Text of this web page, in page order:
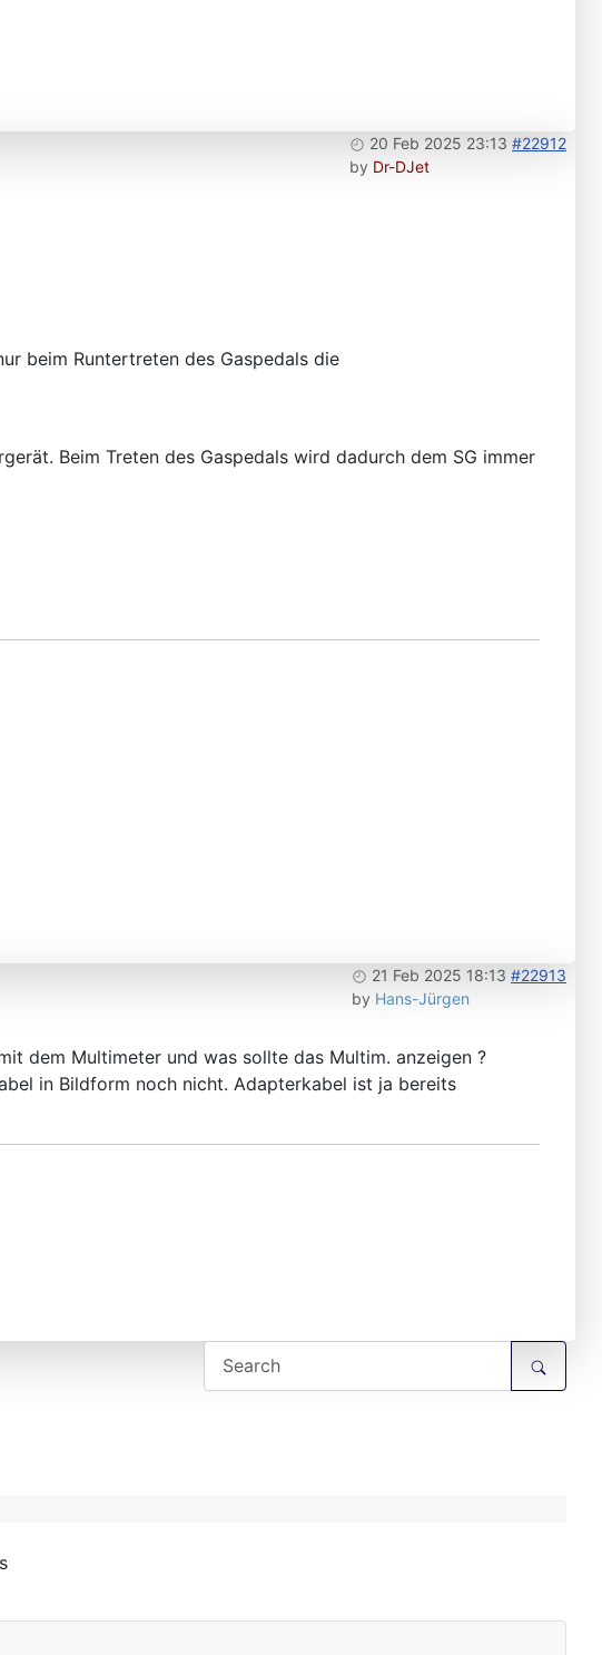
20 Feb 2025 23:13 #22912
by Dr-DJet
beim Runtertreten des Gaspedals die
Beim Treten des Gaspedals wird dadurch dem SG immer
21 Feb 2025 18:13 #22913
by Hans-Jürgen
dem Multimeter und was sollte das Multim. anzeigen ?
in Bildform noch nicht. Adapterkabel ist ja bereits